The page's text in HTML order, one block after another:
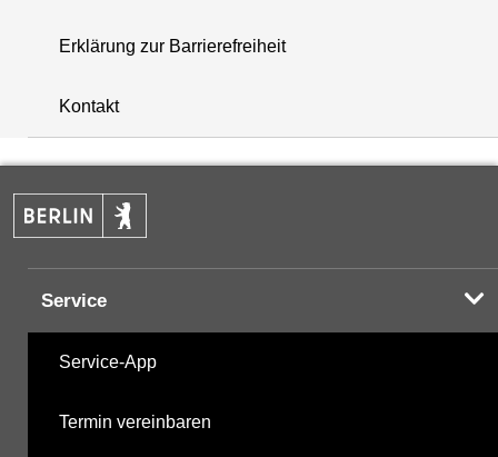
+
−
Erklärung zur Barrierefreiheit
Kontakt
Service
Service-App
Termin vereinbaren